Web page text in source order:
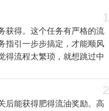
1
获得。这个任务有严格的流
指引一步步搞定，才能顺风
得流程太繁琐，就想跳过中
2
后能获得肥得流油奖励。高